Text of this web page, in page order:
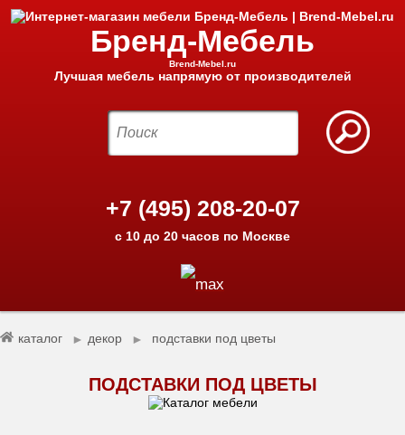
Бренд-Мебель
Brend-Mebel.ru
Лучшая мебель напрямую от производителей
+7 (495) 208-20-07
с 10 до 20 часов по Москве
каталог ► декор ► подставки под цветы
ПОДСТАВКИ ПОД ЦВЕТЫ